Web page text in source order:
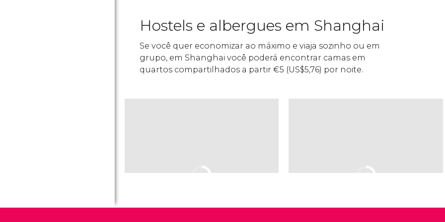
Hostels e albergues em Shanghai
Se você quer economizar ao máximo e viaja sozinho ou em
grupo, em Shanghai você poderá encontrar camas em
quartos compartilhados a partir €5 (US$5,76) por noite.